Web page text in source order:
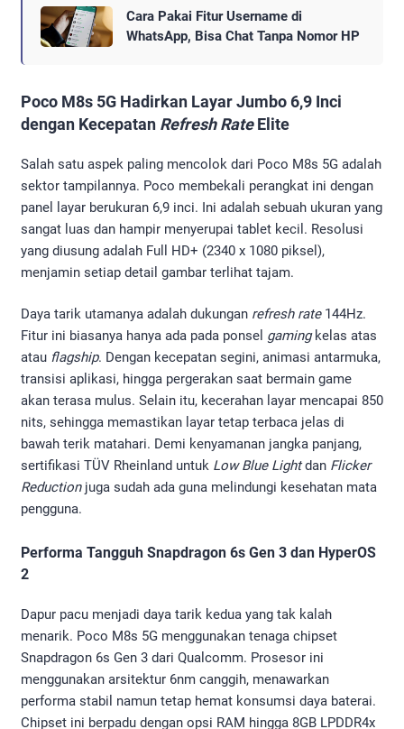
Cara Pakai Fitur Username di
WhatsApp, Bisa Chat Tanpa Nomor HP
Poco M8s 5G Hadirkan Layar Jumbo 6,9 Inci
dengan Kecepatan Refresh RateElite
Salah satu aspek paling mencolok dari Poco M8s 5G adalah
sektor tampilannya. Poco membekali perangkat ini dengan
panel layar berukuran 6,9 inci. Ini adalah sebuah ukuran yang
sangat luas dan hampir menyerupai tablet kecil. Resolusi
yang diusung adalah Full HD+ (2340 x 1080 piksel),
menjamin setiap detail gambar terlihat tajam.
Daya tarik utamanya adalah dukungan refresh rate144Hz.
Fitur ini biasanya hanya ada pada ponsel gamingkelas atas
atau flagship. Dengan kecepatan segini, animasi antarmuka,
transisi aplikasi, hingga pergerakan saat bermain game
akan terasa mulus. Selain itu, kecerahan layar mencapai 850
nits, sehingga memastikan layar tetap terbaca jelas di
bawah terik matahari. Demi kenyamanan jangka panjang,
sertifikasi TÜV Rheinland untuk Low Blue Lightdan Flicker
Reductionjuga sudah ada guna melindungi kesehatan mata
pengguna.
Performa Tangguh Snapdragon 6s Gen 3 dan HyperOS
2
Dapur pacu menjadi daya tarik kedua yang tak kalah
menarik. Poco M8s 5G menggunakan tenaga chipset
Snapdragon 6s Gen 3 dari Qualcomm. Prosesor ini
menggunakan arsitektur 6nm canggih, menawarkan
performa stabil namun tetap hemat konsumsi daya baterai.
Chipset ini berpadu dengan opsi RAM hingga 8GB LPDDR4x